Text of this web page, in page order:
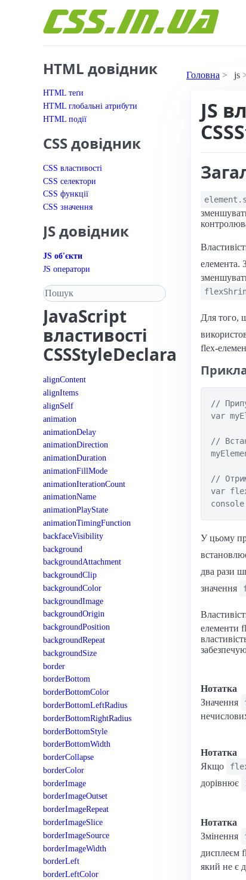
HTML довідник
HTML теґи
HTML глобальні атрибути
HTML події
CSS довідник
CSS властивості
CSS селектори
CSS функції
CSS значення
JS довідник
JS об'єкти
JS оператори
Пошук у довіднику
JavaScript
властивості
CSSStyleDeclaration
alignContent
alignItems
alignSelf
animation
animationDelay
animationDirection
animationDuration
animationFillMode
animationIterationCount
animationName
animationPlayState
animationTimingFunction
backfaceVisibility
background
backgroundAttachment
backgroundClip
backgroundColor
backgroundImage
backgroundOrigin
backgroundPosition
backgroundRepeat
backgroundSize
border
borderBottom
borderBottomColor
borderBottomLeftRadius
borderBottomRightRadius
borderBottomStyle
borderBottomWidth
borderCollapse
borderColor
borderImage
borderImageOutset
borderImageRepeat
borderImageSlice
borderImageSource
borderImageWidth
borderLeft
borderLeftColor
Головна js
JS
елемента.
Для того,
flex-
//
var
//
//
var
У цьому
два рази
значення
елементи
Нотатка
Значення
Нотатка
Якщо
дорівнює
Нотатка
Змінення
дисплеєм
який не є